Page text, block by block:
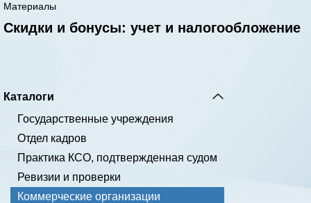
Материалы
Скидки и бонусы: учет и налогообложение
Каталоги
Государственные учреждения
Отдел кадров
Практика КСО, подтвержденная судом
Ревизии и проверки
Коммерческие организации